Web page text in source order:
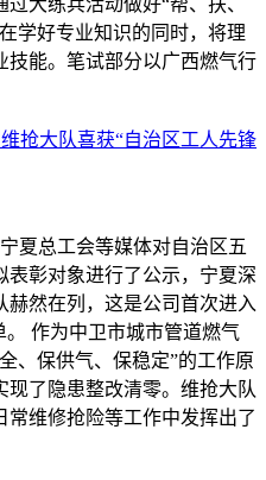
学好专业知识的同时，将理
技能。笔试部分以广西燃气行
抢大队喜获“自治区工人先锋
夏总工会等媒体对自治区五
彰对象进行了公示，宁夏深
然在列，这是公司首次进入
。 作为中卫市城市管道燃气
、保供气、保稳定”的工作原
了隐患整改清零。维抢大队
维修抢险等工作中发挥出了